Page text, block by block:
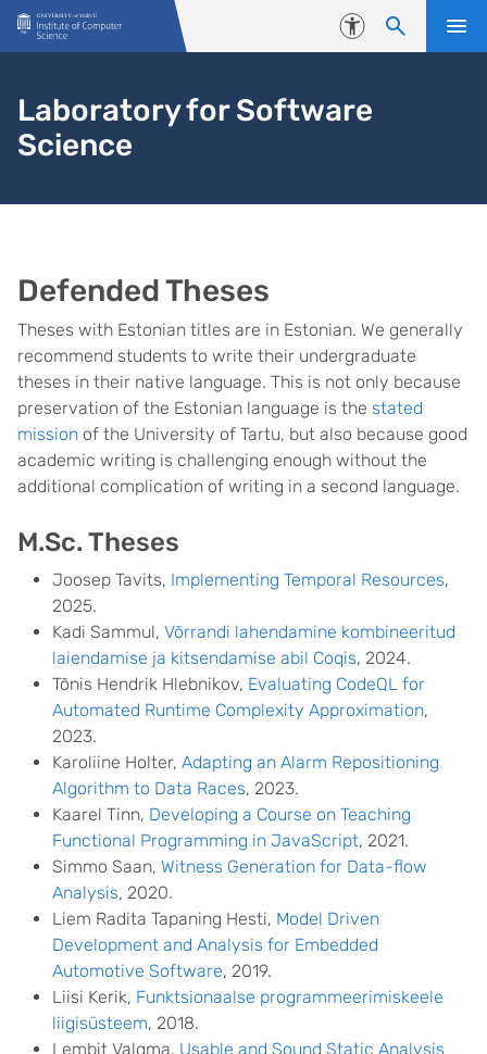
Skip to content
Accessibility
Laboratory for Software
Science
Defended Theses
Theses with Estonian titles are in Estonian. We generally
recommend students to write their undergraduate
theses in their native language. This is not only because
preservation of the Estonian language is the stated
mission of the University of Tartu, but also because good
academic writing is challenging enough without the
additional complication of writing in a second language.
M.Sc. Theses
Joosep Tavits, Implementing Temporal Resources,
2025.
Kadi Sammul, Võrrandi lahendamine kombineeritud
laiendamise ja kitsendamise abil Coqis, 2024.
Tõnis Hendrik Hlebnikov, Evaluating CodeQL for
Automated Runtime Complexity Approximation,
2023.
Karoliine Holter, Adapting an Alarm Repositioning
Algorithm to Data Races, 2023.
Kaarel Tinn, Developing a Course on Teaching
Functional Programming in JavaScript, 2021.
Simmo Saan, Witness Generation for Data-flow
Analysis, 2020.
Liem Radita Tapaning Hesti, Model Driven
Development and Analysis for Embedded
Automotive Software, 2019.
Liisi Kerik, Funktsionaalse programmeerimiskeele
liigisüsteem, 2018.
Lembit Valgma, Usable and Sound Static Analysis